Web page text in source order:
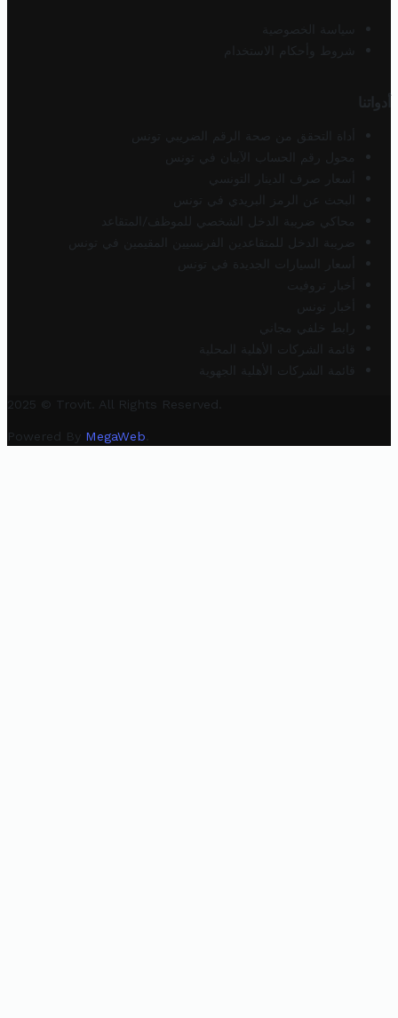
سياسة الخصوصية
شروط وأحكام الاستخدام
أدواتنا
أداة التحقق من صحة الرقم الضريبي تونس
محول رقم الحساب الآيبان في تونس
أسعار صرف الدينار التونسي
البحث عن الرمز البريدي في تونس
محاكي ضريبة الدخل الشخصي للموظف/المتقاعد
ضريبة الدخل للمتقاعدين الفرنسيين المقيمين في تونس
أسعار السيارات الجديدة في تونس
أخبار تروفيت
أخبار تونس
رابط خلفي مجاني
قائمة الشركات الأهلية المحلية
قائمة الشركات الأهلية الجهوية
2025 © Trovit. All Rights Reserved.
Powered By MegaWeb